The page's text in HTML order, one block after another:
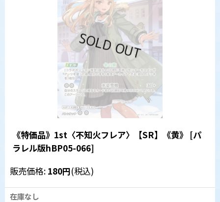
《特価品》1st〈不知火フレア〉【SR】《黄》 [パ
ラレル版hBP05-066]
販売価格: 180円(税込)
在庫なし